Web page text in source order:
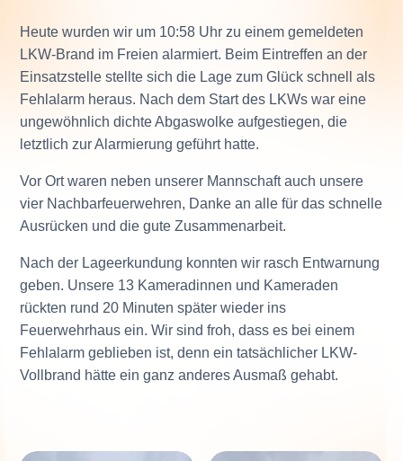
Heute wurden wir um 10:58 Uhr zu einem gemeldeten
LKW-Brand im Freien alarmiert. Beim Eintreffen an der
Einsatzstelle stellte sich die Lage zum Glück schnell als
Fehlalarm heraus. Nach dem Start des LKWs war eine
ungewöhnlich dichte Abgaswolke aufgestiegen, die
letztlich zur Alarmierung geführt hatte.
Vor Ort waren neben unserer Mannschaft auch unsere
vier Nachbarfeuerwehren, Danke an alle für das schnelle
Ausrücken und die gute Zusammenarbeit.
Nach der Lageerkundung konnten wir rasch Entwarnung
geben. Unsere 13 Kameradinnen und Kameraden
rückten rund 20 Minuten später wieder ins
Feuerwehrhaus ein. Wir sind froh, dass es bei einem
Fehlalarm geblieben ist, denn ein tatsächlicher LKW-
Vollbrand hätte ein ganz anderes Ausmaß gehabt.